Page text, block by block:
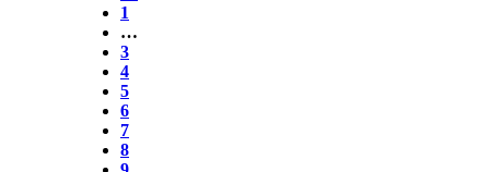
1
…
3
4
5
6
7
8